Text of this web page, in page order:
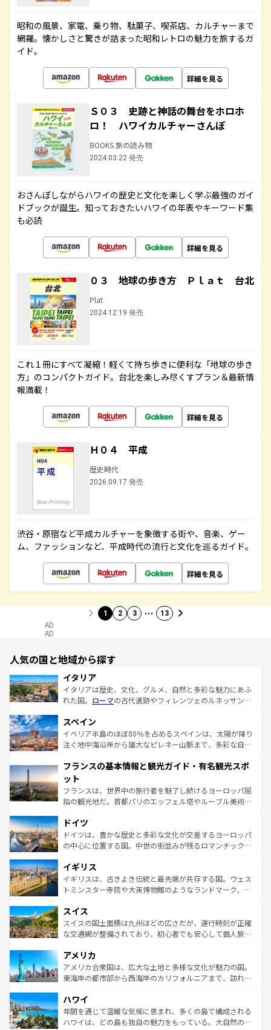
昭和の風景、家電、乗り物、駄菓子、喫茶店、カルチャーまで
網羅。懐かしさと驚きが詰まった昭和レトロの魅力を旅するガ
イド。
詳細を見る
Ｓ０３ 史跡と神話の舞台をホロホ
ロ！ ハワイカルチャーさんぽ
BOOKS 旅の読み物
2024.03.22 発売
おさんぽしながらハワイの歴史と文化を楽しく学ぶ最強のガイ
ドブックが誕生。知っておきたいハワイの年表やキーワード集
も必読
詳細を見る
０３ 地球の歩き方 Ｐｌａｔ 台北
Plat
2024.12.19 発売
これ１冊にすべて凝縮！軽くて持ち歩きに便利な「地球の歩き
方」のコンパクトガイド。台北を楽しみ尽くすプラン＆最新情
報満載！
詳細を見る
Ｈ０４ 平成
歴史時代
2026.09.17 発売
渋谷・原宿など平成カルチャーを象徴する街や、音楽、ゲー
ム、ファッションなど、平成時代の流行と文化を巡るガイド。
詳細を見る
1 2 3 … 13
AD
AD
人気の国と地域から探す
イタリア
イタリアは歴史、文化、グルメ、自然と多彩な魅力にあふ
れた国。 ローマの古代遺跡やフィレンツェのルネッサンス
ろん、トスカーナの美しい田園風景やアマルフィ海岸の絶
景など、自然景観も見逃せない。観光の合間には、本場の
ピザやパスタなど、絶品のイタリア料理を堪能することも
ませてくれるイタリアで、忘れられない旅をしてみよう！
なお、新着のイタリア情報は
しい。
スペイン
イベリア半島のほぼ80％を占めるスペインは、太陽が降り
注ぐ地中海沿岸から雄大なピレネー山脈まで、多彩な自然
文化が根付くこの国では、情熱的なフラメンコ、熱気あふ
れる闘牛、そして美味しいタパスが生活の一部となってい
る。首都マドリードの洗練された雰囲気や、バルセロナの
アートに溢れた街角から、地方では古代ローマ遺跡や中世
せる。地方によって風土や気候が異なるスペインはその個
性で訪れる人を魅了する。 なお、新着のスペイン情報は コ
ンテンツ一覧を参照してほしい。
フランスの基本情報と観光ガイド・有名観光スポ
ット
フランスは、世界中の旅行者を魅了し続けるヨーロッパ屈
指の観光地だ。首都パリのエッフェル塔やルーブル美術館
で、幅広い魅力が詰まっている。華麗な宮殿、歴史的な大
聖堂、美しいビーチ、そして豊かな自然が、訪れる者を心
から魅了する。また、フランスは美食の国としても知ら
いる。シャンパンの発祥地であるランス、プロヴァンスの
香り高いラベンダー畑など、多彩な楽しみ方が可能だ。さ
らに、パリ以外の地域にも魅力が溢れており、どの街角に
れる地方に足を運ぶとそれぞれで全く異なる文化を体験で
きるだろう。 なお、新着のフランス情報はコンテンツ一覧
を参照してほしい。
ドイツ
ドイツは、豊かな歴史と多彩な文化が交差するヨーロッパ
の中心に位置する国。中世の街並みが残るロマンチック街
顔を持つこの国は、どこを歩いても飽きることがない。ベ
ルリンの文化的活気、バイエルン州のアルプスの絶景、そ
してライン川沿いのワイン畑といった風景は必見。ビール
は、お酒好きな人にはぜひ体験してほしい。 なお、新着の
ドイツ情報はコンテンツ一覧を参照してほしい。
イギリス
イギリスは、古きよき伝統と最先端が共存する国。ウェス
トミンスター寺院や大英博物館のようなランドマーク、歴
リアごとに異なる魅力がある。また、優雅なアフタヌーン
ティー、ビール好きにはたまらない英国パブ、サッカー観
戦など、本場だからこそできる体験も豊富。イギリスを旅
ンツ一覧を参照してほしい。
スイス
スイスの国土面積は九州ほどの広さだが、運行時刻が正確
な交通網が整備されており、初心者でも安心して個人旅行
の建物がそのまま残る町や、スイスならではのユニークな
博物館もあり、アルプス観光だけでなく町歩きも満喫する
ことができる。国民の所得が高いため物価も高いが、旅行
ば市内交通費無料で観光を楽しむこともできる。 なお、新
着のスイス情報はコンテンツ一覧 を参照してほしい。
アメリカ
アメリカ合衆国は、広大な土地と多様な文化が魅力の国。
東海岸の都市部から西海岸のカリフォルニアまで、訪れる
のような巨大都市は、観光、ショッピング、エンターテイ
ンメントが詰まった刺激的なスポットだ。一方、アメリカ
西部には大自然が広がり、グランドキャニオンやイエロー
ハワイ
年間を通じて温暖な気候に恵まれ、多くの島で構成される
ハワイは、どの島も独自の魅力をもっている。大自然の神